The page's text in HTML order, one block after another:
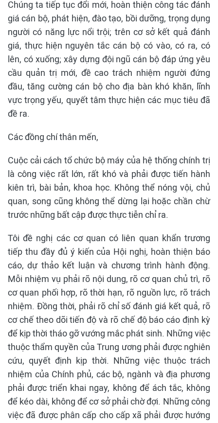
Chúng ta tiếp tục đổi mới, hoàn thiện công tác đánh
giá cán bộ, phát hiện, đào tạo, bồi dưỡng, trọng dụng
người có năng lực nổi trội; trên cơ sở kết quả đánh
giá, thực hiện nguyên tắc cán bộ có vào, có ra, có
lên, có xuống; xây dựng đội ngũ cán bộ đáp ứng yêu
cầu quản trị mới, đề cao trách nhiệm người đứng
đầu, tăng cường cán bộ cho địa bàn khó khăn, lĩnh
vực trọng yếu, quyết tâm thực hiện các mục tiêu đã
đề ra.
Các đồng chí thân mến,
Cuộc cải cách tổ chức bộ máy của hệ thống chính trị
là công việc rất lớn, rất khó và phải được tiến hành
kiên trì, bài bản, khoa học. Không thể nóng vội, chủ
quan, song cũng không thể dừng lại hoặc chần chừ
trước những bất cập được thực tiễn chỉ ra.
Tôi đề nghị các cơ quan có liên quan khẩn trương
tiếp thu đầy đủ ý kiến của Hội nghị, hoàn thiện báo
cáo, dự thảo kết luận và chương trình hành động.
Mỗi nhiệm vụ phải rõ nội dung, rõ cơ quan chủ trì, rõ
cơ quan phối hợp, rõ thời hạn, rõ nguồn lực, rõ trách
nhiệm. Đồng thời, phải rõ chỉ số đánh giá kết quả, rõ
cơ chế theo dõi tiến độ và rõ chế độ báo cáo định kỳ
để kịp thời tháo gỡ vướng mắc phát sinh. Những việc
thuộc thẩm quyền của Trung ương phải được nghiên
cứu, quyết định kịp thời. Những việc thuộc trách
nhiệm của Chính phủ, các bộ, ngành và địa phương
phải được triển khai ngay, không để ách tắc, không
để kéo dài, không để cơ sở phải chờ đợi. Những công
việc đã được phân cấp cho cấp xã phải được hướng